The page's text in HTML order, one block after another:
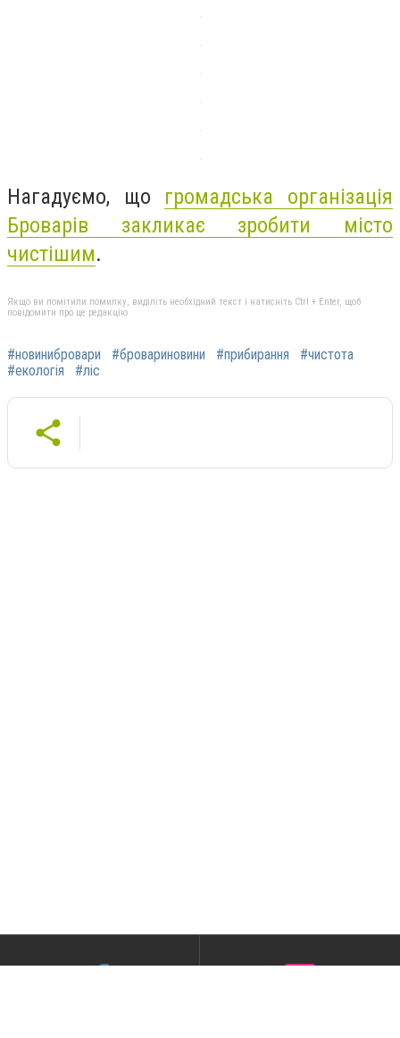
Нагадуємо, що громадська організація
Броварів закликає зробити місто
чистішим.
Якщо ви помітили помилку, виділіть необхідний текст і натисніть Ctrl + Enter, щоб
повідомити про це редакцію
#новинибровари #бровариновини #прибирання
#чистота
#екологія
#ліс